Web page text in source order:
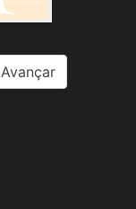
Avançar